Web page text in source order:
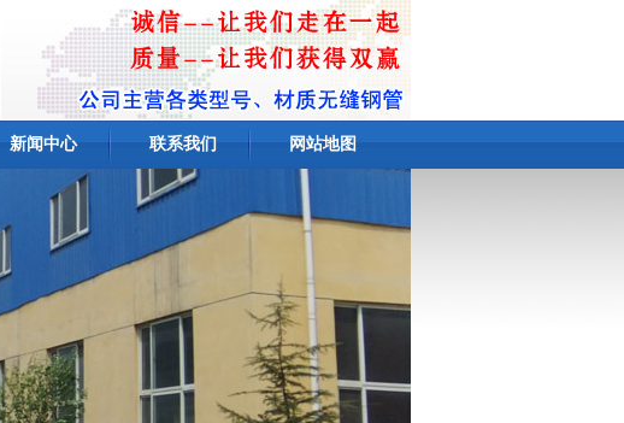
新闻中心 联系我们 网站地图